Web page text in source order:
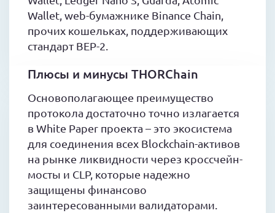
Wallet, web-бумажнике Binance Chain,
прочих кошельках, поддерживающих
стандарт BEP-2.
Плюсы и минусы THORChain
Основополагающее преимущество
протокола достаточно точно излагается
в White Paper проекта – это экосистема
для соединения всех Blockchain-активов
на рынке ликвидности через кроссчейн-
мосты и CLP, которые надежно
защищены финансово
заинтересованными валидаторами.